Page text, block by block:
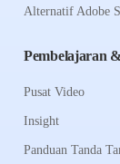
Alternatif Adobe
Pembelajaran
Pusat Video
Insight
Panduan Tanda